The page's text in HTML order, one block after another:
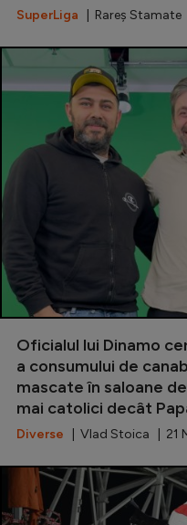
Inedit
Europa
CM 2026
Premier
LaLiga
Serie A
Bundesliga
Ligue 1
Starurile
EURO
SuperLiga | Rareș
Oficialul lui Dinamo
a consumului de
mascate în saloane
mai catolici decât
Diverse | Vlad Stoica | 21